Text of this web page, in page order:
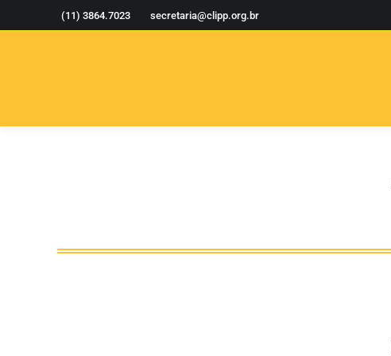
(11) 3864.7023 secretaria@clipp.org.br